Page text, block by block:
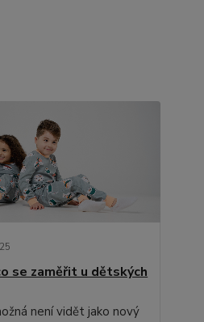
se zaměřit u dětských
není vidět jako nový